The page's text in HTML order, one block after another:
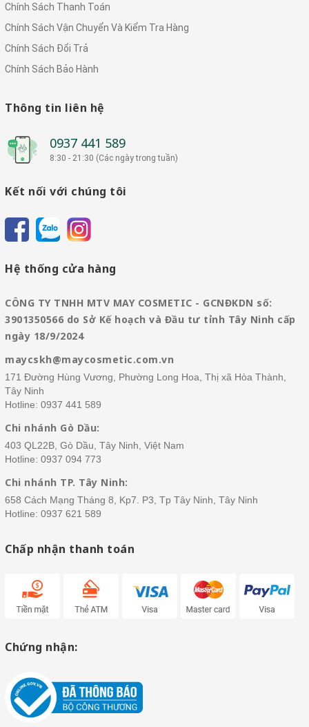
Chính Sách Thanh Toán
Chính Sách Vận Chuyển Và Kiểm Tra Hàng
Chính Sách Đổi Trả
Chính Sách Bảo Hành
Thông tin liên hệ
0937 441 589
8:30 - 21:30 (Các ngày trong tuần)
Kết nối với chúng tôi
Hệ thống cửa hàng
CÔNG TY TNHH MTV MAY COSMETIC - GCNĐKDN số:
3901350566 do Sở Kế hoạch và Đầu tư tỉnh Tây Ninh cấp
ngày 18/9/2024
maycskh@maycosmetic.com.vn
171 Đường Hùng Vương, Phường Long Hoa, Thị xã Hòa Thành,
Tây Ninh
Hotline: 0937 441 589
Chi nhánh Gò Dầu:
403 QL22B, Gò Dầu, Tây Ninh, Việt Nam
Hotline: 0937 094 773
Chi nhánh TP. Tây Ninh:
658 Cách Mạng Tháng 8, Kp7. P3, Tp Tây Ninh, Tây Ninh
Hotline: 0937 621 589
Chấp nhận thanh toán
Chứng nhận: